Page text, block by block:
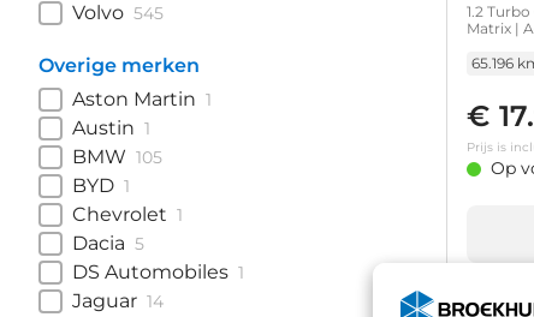
Volvo 545
Overige merken
Aston Martin 1
Austin 1
BMW 105
BYD 1
Chevrolet 1
Dacia 5
DS Automobiles 1
Jaguar 14
1.2
Matrix |
65.196
€
Prijs is
Op